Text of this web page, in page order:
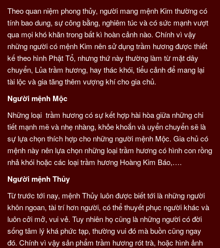
Theo quan niệm phong thủy, người mang mệnh Kim thường có
tính bao dung, sự công bằng, nghiêm túc và có sức mạnh vượt
qua mọi khó khăn trong bất kì hoàn cảnh nào. Chính vì vậy
những người có mệnh Kim nên sử dụng trầm hương được thiết
kế theo hình Phật Tổ, nhưng thứ này thường làm từ mặt dây
chuyển, Lủa trầm hương, hay thác khói, tiểu cảnh để mang lại
tài lộc và gia tăng thêm vượng khí cho gia chủ.
Người mệnh Mộc
Những loại trầm hương có sự kết hợp hài hòa giữa những chi
tiết mạnh mẽ và nhẹ nhàng, khỏe khoắn và uyển chuyển sẽ là
sự lựa chọn thích hợp cho những người mệnh Mộc. Gia chủ có
mệnh này nên lựa chọn những loại trầm hương có hình con rồng
nhả khói hoặc các loại trầm hương Hoàng Kim Báo,….
Người mệnh Thủy
Từ trước tới nay, mệnh Thủy luôn được biết tới là những người
khôn ngoan, tài trí hơn người, có thể thuyết phục người khác và
luôn cởi mở, vui vẻ. Tuy nhiên họ cũng là những người có đời
sống tâm lý khá phức tạp, thường vui đó mà buồn cũng ngay
đó. Chính vì vậy sản phẩm trầm hương rót trà, hoặc hình ảnh